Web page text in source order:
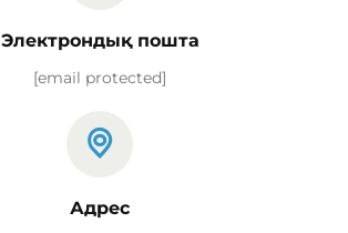
Электрондық пошта
[email protected]
Адрес